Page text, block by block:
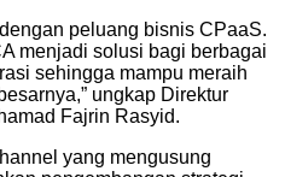
peluang bisnis CPaaS.
menjadi solusi bagi berbagai
sehingga mampu meraih
ungkap Direktur
Fajrin Rasyid.
yang mengusung